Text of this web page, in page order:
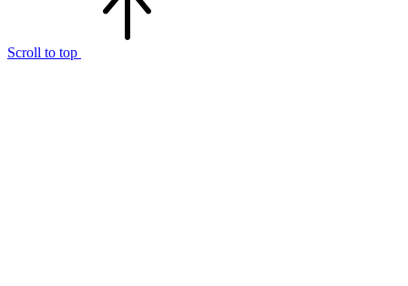
Scroll to top